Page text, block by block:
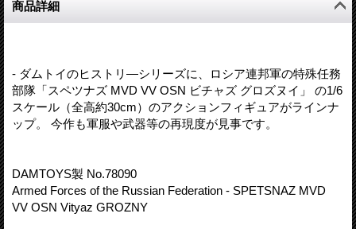
商品詳細
- ダムトイのヒストリ―シリーズに、ロシア連邦軍の特殊任務
部隊「スペツナズ MVD VV OSN ビチャズ グロズヌイ」 の1/6
スケール（全高約30cm）のアクションフィギュアがラインナ
ップ。 今作も軍服や武器等の再現度が見事です。
DAMTOYS製 No.78090
Armed Forces of the Russian Federation - SPETSNAZ MVD
VV OSN Vityaz GROZNY